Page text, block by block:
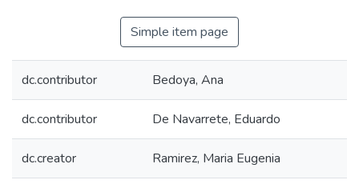
Simple item page
dc.contributor Bedoya, Ana
dc.contributor De Navarrete, Eduardo
dc.creator Ramirez, Maria Eugenia